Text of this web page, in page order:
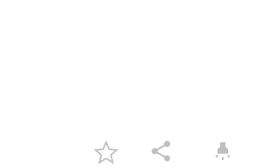
share highlight